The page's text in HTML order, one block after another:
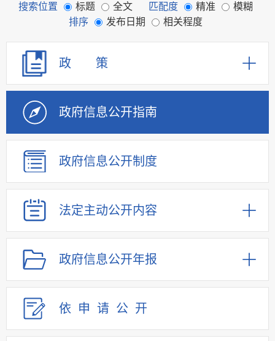
搜索位置 标题 全文 匹配度 精准
模糊
排序
发布日期 相关程度
政 策
政府信息公开指南
政府信息公开制度
法定主动公开内容
政府信息公开年报
依申请 公 开